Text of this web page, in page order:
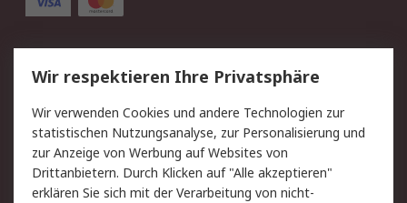
Service
Value Added Services
Lieferlösungen
Rücksendungen
Kontakt
Hilfe
Privatkunden
Rechtliches
Wir respektieren Ihre Privatsphäre
Wir verwenden Cookies und andere Technologien zur
statistischen Nutzungsanalyse, zur Personalisierung und
zur Anzeige von Werbung auf Websites von
Drittanbietern. Durch Klicken auf "Alle akzeptieren"
erklären Sie sich mit der Verarbeitung von nicht-